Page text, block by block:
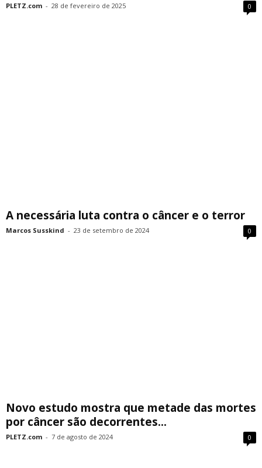
PLETZ.com - 28 de fevereiro de 2025 0
A necessária luta contra o câncer e o terror
Marcos Susskind - 23 de setembro de 2024 0
Novo estudo mostra que metade das mortes
por câncer são decorrentes...
PLETZ.com - 7 de agosto de 2024 0